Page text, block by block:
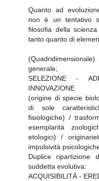
Quanto ad
non è un tentativo
filosofia della
tanto quanto di
generale;
SELEZIONE -
INNOVAZIONE
(origine di specie
di sole
fisiologiche) /
esemplarità
etologici) /
impulsività
Duplice ripartizione
suddetta evolutiva:
ACQUISIBILITÀ -